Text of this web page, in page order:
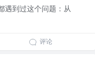
遇到过这个问题：从
评论